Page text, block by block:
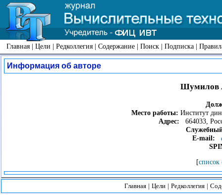
Главная | Цели | Редколлегия | Содержание | Поиск | Подписка |
Информация об авторе
Шумилов
Место работы: Институт
Адрес: 664033,
E-mail:
[список
Главная | Цели | Редколлегия |